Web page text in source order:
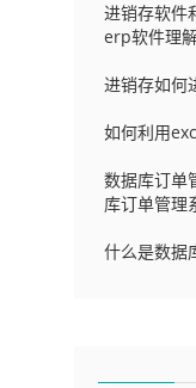
进销存软件
erp软件理
进销存如何
如何利用
数据库订单
库订单管理
什么是数据